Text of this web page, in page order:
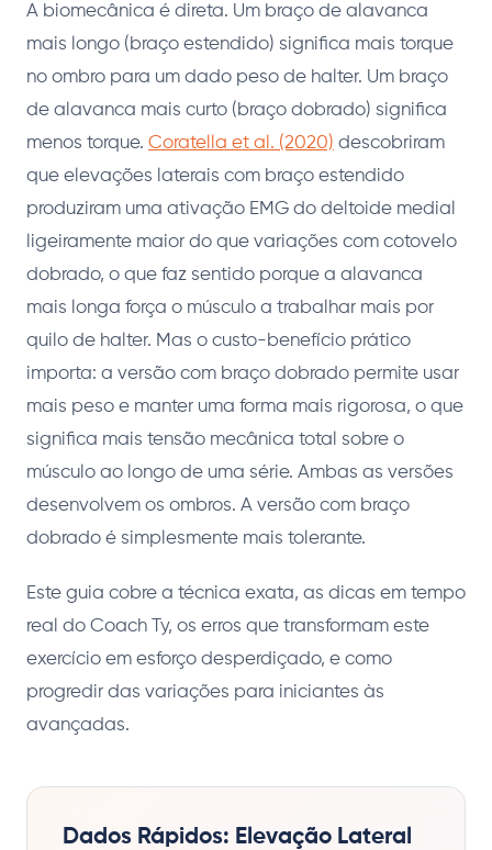
A biomecânica é direta. Um braço de alavanca
mais longo (braço estendido) significa mais torque
no ombro para um dado peso de halter. Um braço
de alavanca mais curto (braço dobrado) significa
menos torque. Coratella et al. (2020) descobriram
que elevações laterais com braço estendido
produziram uma ativação EMG do deltoide medial
ligeiramente maior do que variações com cotovelo
dobrado, o que faz sentido porque a alavanca
mais longa força o músculo a trabalhar mais por
quilo de halter. Mas o custo-benefício prático
importa: a versão com braço dobrado permite usar
mais peso e manter uma forma mais rigorosa, o que
significa mais tensão mecânica total sobre o
músculo ao longo de uma série. Ambas as versões
desenvolvem os ombros. A versão com braço
dobrado é simplesmente mais tolerante.
Este guia cobre a técnica exata, as dicas em tempo
real do Coach Ty, os erros que transformam este
exercício em esforço desperdiçado, e como
progredir das variações para iniciantes às
avançadas.
Dados Rápidos: Elevação Lateral